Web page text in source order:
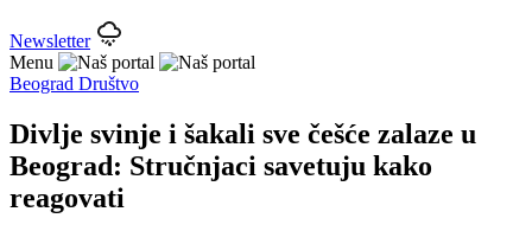
Newsletter
Menu
Beograd Društvo
Divlje svinje i šakali sve češće zalaze u
Beograd: Stručnjaci savetuju kako
reagovati